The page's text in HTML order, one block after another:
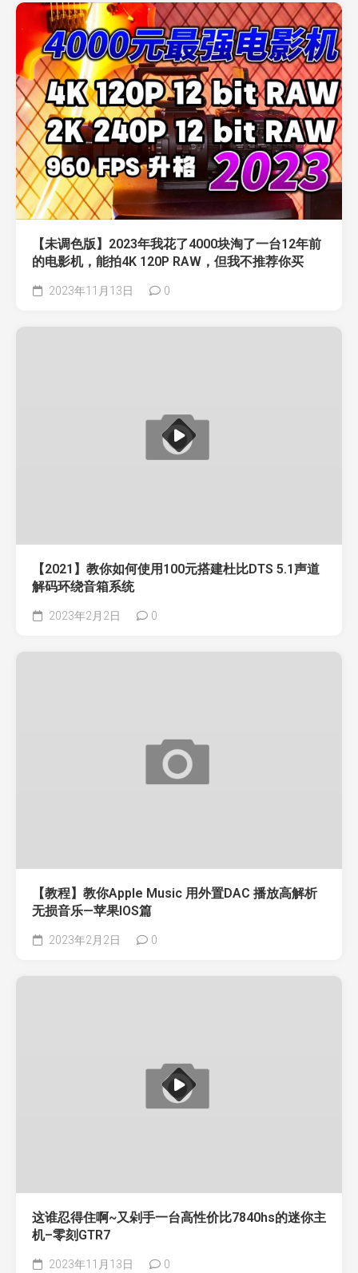
【未调色版】2023年我花了4000块淘了一台12年前
的电影机，能拍4K 120P RAW，但我不推荐你买
2023年11月13日 0
【2021】教你如何使用100元搭建杜比DTS 5.1声道
解码环绕音箱系统
2023年2月2日 0
【教程】教你Apple Music 用外置DAC 播放高解析
无损音乐—苹果IOS篇
2023年2月2日 0
这谁忍得住啊~又剁手一台高性价比7840hs的迷你主
机–零刻GTR7
2023年11月13日 0